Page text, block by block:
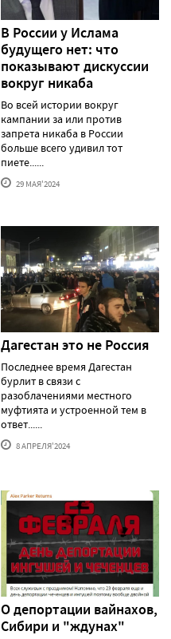
В России у Ислама
будущего нет: что
показывают дискуссии
вокруг никаба
Во всей истории вокруг
кампании за или против
запрета никаба в России
больше всего удивил тот
пиете......
29 МАЯ'2024
Дагестан это не Россия
Последнее время Дагестан
бурлит в связи с
разоблачениями местного
муфтията и устроенной тем в
ответ......
8 АПРЕЛЯ'2024
О депортации вайнахов,
Сибири и "ждунах"